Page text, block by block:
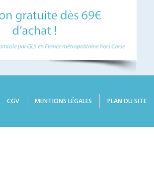
CGV MENTIONS LÉGALES PLAN DU SITE